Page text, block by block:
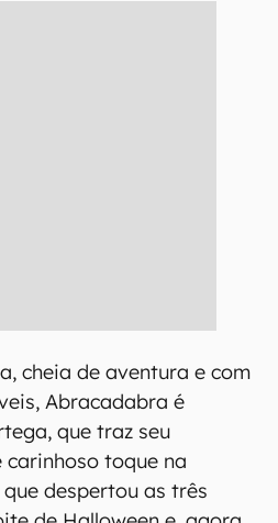
cheia de aventura e com
Abracadabra é
que traz seu
toque na
despertou as três